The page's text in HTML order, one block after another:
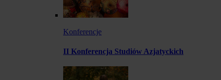
Konferencje
II Konferencja Studiów Azjatyckich